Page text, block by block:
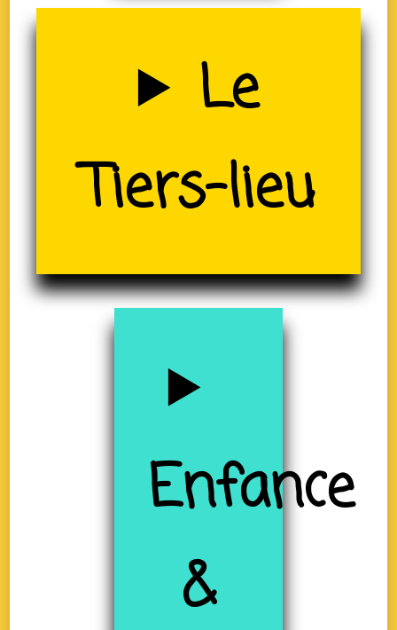
Uzerche
(19)
Le
Tiers-lieu
Enfance
&